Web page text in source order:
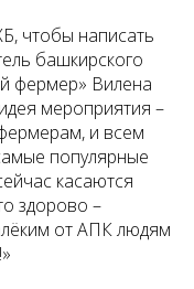
чтобы написать
башкирского
фермер» Вилена
мероприятия –
и всем
популярные
касаются
здорово –
от АПК людям